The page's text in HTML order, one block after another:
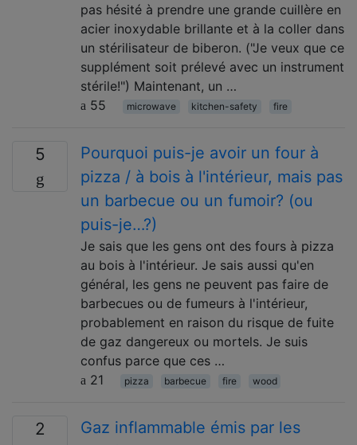
pas hésité à prendre une grande cuillère en
acier inoxydable brillante et à la coller dans
un stérilisateur de biberon. ("Je veux que ce
supplément soit prélevé avec un instrument
stérile!") Maintenant, un …
55
microwave kitchen-safety fire
5
Pourquoi puis-je avoir un four à
pizza / à bois à l'intérieur, mais pas
un barbecue ou un fumoir? (ou
puis-je…?)
Je sais que les gens ont des fours à pizza
au bois à l'intérieur. Je sais aussi qu'en
général, les gens ne peuvent pas faire de
barbecues ou de fumeurs à l'intérieur,
probablement en raison du risque de fuite
de gaz dangereux ou mortels. Je suis
confus parce que ces …
21
pizza barbecue fire wood
2
Gaz inflammable émis par les